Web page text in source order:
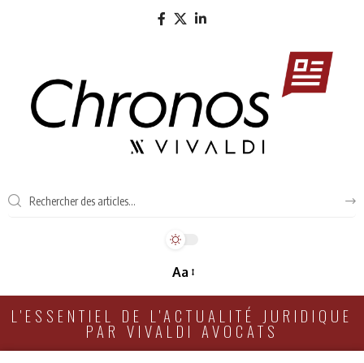
Aa
L'ESSENTIEL DE L'ACTUALITÉ JURIDIQUE
PAR VIVALDI AVOCATS